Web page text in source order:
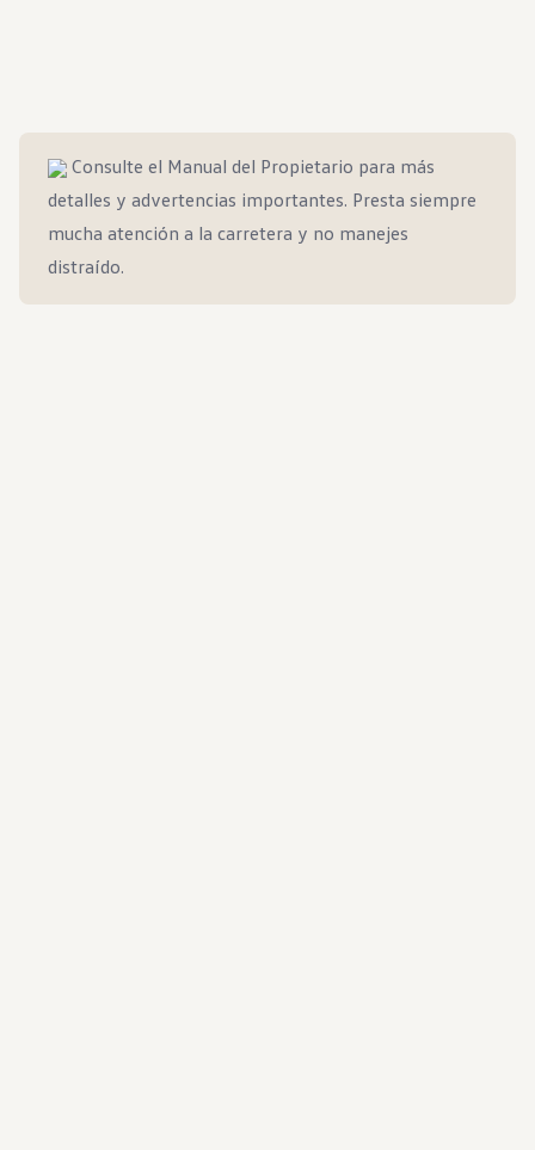
Consulte el Manual del Propietario para más
detalles y advertencias importantes. Presta siempre
mucha atención a la carretera y no manejes
distraído.